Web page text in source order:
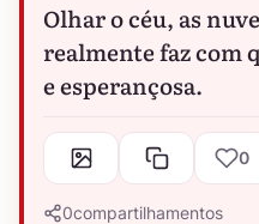
Olhar o céu, as
realmente faz com
e esperançosa.
0
0compartilhamentos